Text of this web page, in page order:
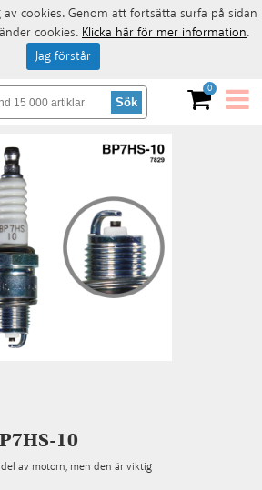
0
10
av motorn, men den är viktig
cookies. Genom att fortsätta surfa på sidan
cookies. Klicka här för mer information.
Jag förstår